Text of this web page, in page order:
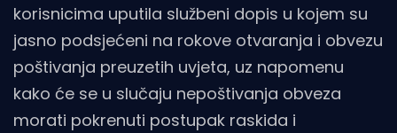
korisnicima uputila službeni dopis u kojem su
jasno podsjećeni na rokove otvaranja i obvezu
poštivanja preuzetih uvjeta, uz napomenu
kako će se u slučaju nepoštivanja obveza
morati pokrenuti postupak raskida i